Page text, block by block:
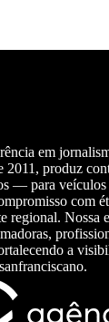
em
2011, produz
— para veículos
com
regional. Nossa
a